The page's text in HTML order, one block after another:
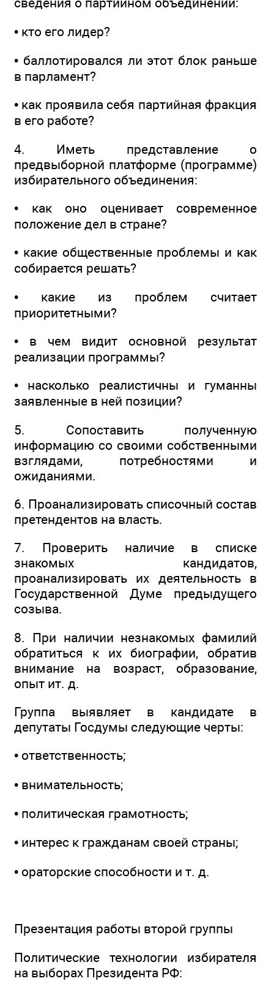
• кто его лидер?
• баллотировался ли этот блок раньше
в парламент?
• как проявила себя партийная фракция
в его работе?
4. Иметь представление о
предвыборной платформе (программе)
избирательного объединения:
• как оно оценивает современное
положение дел в стране?
• какие общественные проблемы и как
собирается решать?
• какие из проблем считает
приоритетными?
• в чем видит основной результат
реализации программы?
• насколько реалистичны и гуманны
заявленные в ней позиции?
5. Сопоставить полученную
информацию со своими собственными
взглядами, потребностями и
ожиданиями.
6. Проанализировать списочный состав
претендентов на власть.
7. Проверить наличие в списке
знакомых кандидатов,
проанализировать их деятельность в
Государственной Думе предыдущего
созыва.
8. При наличии незнакомых фамилий
обратиться к их биографии, обратив
внимание на возраст, образование,
опыт ит. д.
Группа выявляет в кандидате в
депутаты Госдумы следующие черты:
• ответственность;
• внимательность;
• политическая грамотность;
• интерес к гражданам своей страны;
• ораторские способности и т. д.
Презентация работы второй группы
Политические технологии избирателя
на выборах Президента РФ: